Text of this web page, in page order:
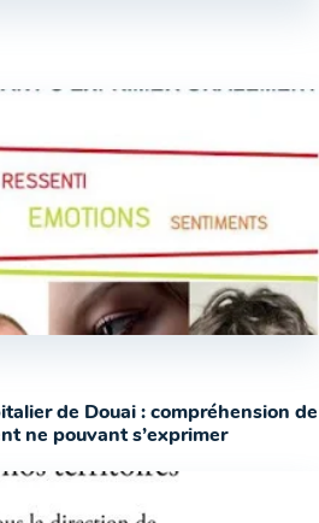
de Douai : compréhension de
ne pouvant s’exprimer